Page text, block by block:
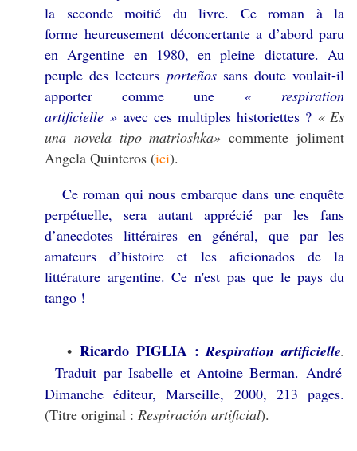
la seconde moitié du livre. Ce roman à la
forme heureusement déconcertante a d’abord paru
en Argentine en 1980, en pleine dictature. Au
peuple des lecteurs porteñossans doute voulait-il
apporter comme une « respiration
artificielle » avec ces multiples historiettes ? « Es
una novela tipo matrioshka» commente joliment
Angela Quinteros (ici).
Ce roman qui nous embarque dans une enquête
perpétuelle, sera autant apprécié par les fans
d’anecdotes littéraires en général, que par les
amateurs d’histoire et les aficionados de la
littérature argentine. Ce n'est pas que le pays du
tango !
• Ricardo PIGLIA :Respiration artificielle.
-Traduit par Isabelle et Antoine Berman. André
Dimanche éditeur, Marseille, 2000, 213 pages.
(Titre original : Respiración artificial).